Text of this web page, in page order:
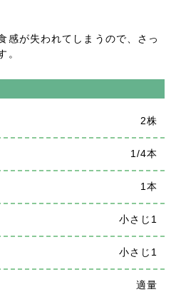
感が失われてしまうので、さっ
。
2株
1/4本
1本
小さじ1
小さじ1
適量